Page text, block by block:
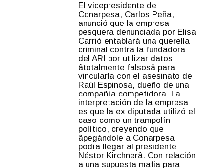
El vicepresidente de
Conarpesa, Carlos Peña,
anunció que la empresa
pesquera denunciada por Elisa
Carrió entablará una querella
criminal contra la fundadora
del ARI por utilizar datos
âtotalmente falsosâ para
vincularla con el asesinato de
Raúl Espinosa, dueño de una
compañía competidora. La
interpretación de la empresa
es que la ex diputada utilizó el
caso como un trampolín
político, creyendo que
âpegándole a Conarpesa
podía llegar al presidente
Néstor Kirchnerâ. Con relación
a una supuesta mafia para